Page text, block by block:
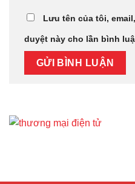
Lưu tên của tôi,
duyệt này cho lần bình